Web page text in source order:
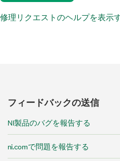
修理リクエストのヘルプを表示
フィードバックの送信
NI製品のバグを報告する
ni.comで問題を報告する